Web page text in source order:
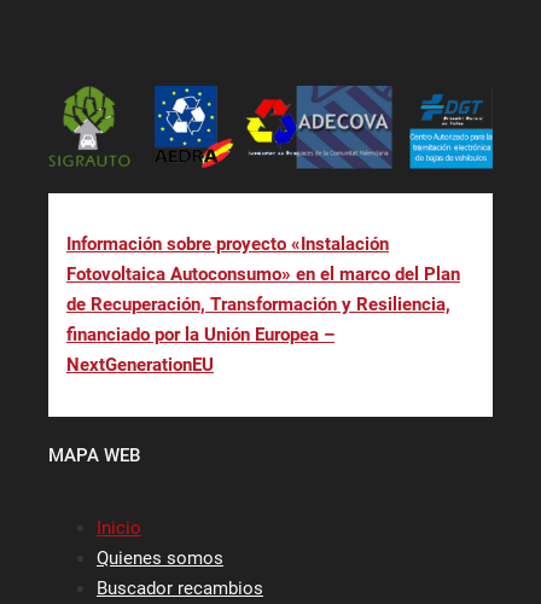
Información sobre proyecto «Instalación
Fotovoltaica Autoconsumo» en el marco del Plan
de Recuperación, Transformación y Resiliencia,
financiado por la Unión Europea –
NextGenerationEU
MAPA WEB
Inicio
Quienes somos
Buscador recambios